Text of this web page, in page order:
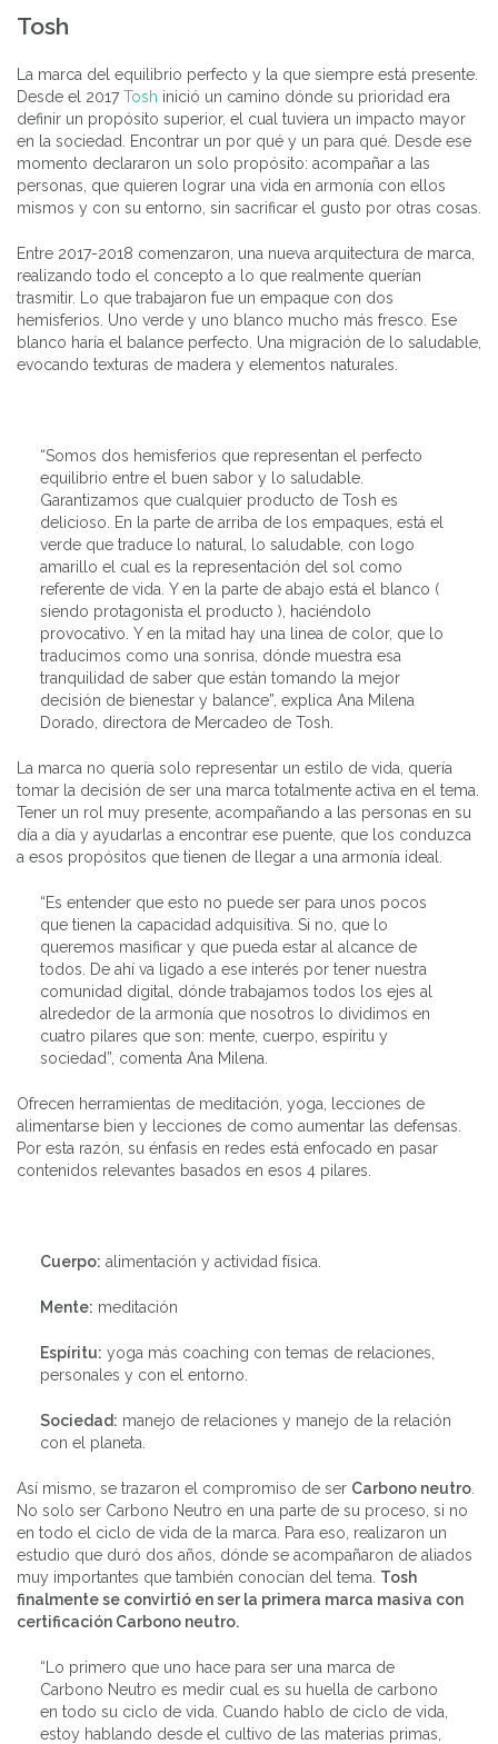
Tosh
La marca del equilibrio perfecto y la que siempre está presente.
Desde el 2017 Tosh inició un camino dónde su prioridad era
definir un propósito superior, el cual tuviera un impacto mayor
en la sociedad. Encontrar un por qué y un para qué. Desde ese
momento declararon un solo propósito: acompañar a las
personas, que quieren lograr una vida en armonía con ellos
mismos y con su entorno, sin sacrificar el gusto por otras cosas.
Entre 2017-2018 comenzaron, una nueva arquitectura de marca,
realizando todo el concepto a lo que realmente querían
trasmitir. Lo que trabajaron fue un empaque con dos
hemisferios. Uno verde y uno blanco mucho más fresco. Ese
blanco haría el balance perfecto. Una migración de lo saludable,
evocando texturas de madera y elementos naturales.
“Somos dos hemisferios que representan el perfecto
equilibrio entre el buen sabor y lo saludable.
Garantizamos que cualquier producto de Tosh es
delicioso. En la parte de arriba de los empaques, está el
verde que traduce lo natural, lo saludable, con logo
amarillo el cual es la representación del sol como
referente de vida. Y en la parte de abajo está el blanco (
siendo protagonista el producto ), haciéndolo
provocativo. Y en la mitad hay una linea de color, que lo
traducimos como una sonrisa, dónde muestra esa
tranquilidad de saber que están tomando la mejor
decisión de bienestar y balance”, explica Ana Milena
Dorado, directora de Mercadeo de Tosh.
La marca no quería solo representar un estilo de vida, quería
tomar la decisión de ser una marca totalmente activa en el tema.
Tener un rol muy presente, acompañando a las personas en su
día a día y ayudarlas a encontrar ese puente, que los conduzca
a esos propósitos que tienen de llegar a una armonía ideal.
“Es entender que esto no puede ser para unos pocos
que tienen la capacidad adquisitiva. Si no, que lo
queremos masificar y que pueda estar al alcance de
todos. De ahí va ligado a ese interés por tener nuestra
comunidad digital, dónde trabajamos todos los ejes al
alrededor de la armonía que nosotros lo dividimos en
cuatro pilares que son: mente, cuerpo, espíritu y
sociedad”, comenta Ana Milena.
Ofrecen herramientas de meditación, yoga, lecciones de
alimentarse bien y lecciones de como aumentar las defensas.
Por esta razón, su énfasis en redes está enfocado en pasar
contenidos relevantes basados en esos 4 pilares.
Cuerpo: alimentación y actividad física.
Mente: meditación
Espíritu: yoga más coaching con temas de relaciones,
personales y con el entorno.
Sociedad: manejo de relaciones y manejo de la relación
con el planeta.
Así mismo, se trazaron el compromiso de ser Carbono neutro
No solo ser Carbono Neutro en una parte de su proceso, si no
en todo el ciclo de vida de la marca. Para eso, realizaron un
estudio que duró dos años, dónde se acompañaron de aliados
muy importantes que también conocían del tema. Tosh
finalmente se convirtió en ser la primera marca masiva con
certificación Carbono neutro.
“Lo primero que uno hace para ser una marca de
Carbono Neutro es medir cual es su huella de carbono
en todo su ciclo de vida. Cuando hablo de ciclo de vida,
estoy hablando desde el cultivo de las materias primas,